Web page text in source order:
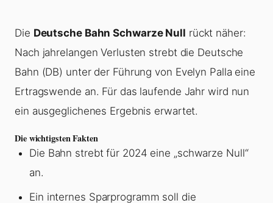
Die Deutsche Bahn Schwarze Null rückt näher:
Nach jahrelangen Verlusten strebt die Deutsche
Bahn (DB) unter der Führung von Evelyn Palla eine
Ertragswende an. Für das laufende Jahr wird nun
ein ausgeglichenes Ergebnis erwartet.
Die wichtigsten Fakten
Die Bahn strebt für 2024 eine „schwarze Null“
an.
Ein internes Sparprogramm soll die